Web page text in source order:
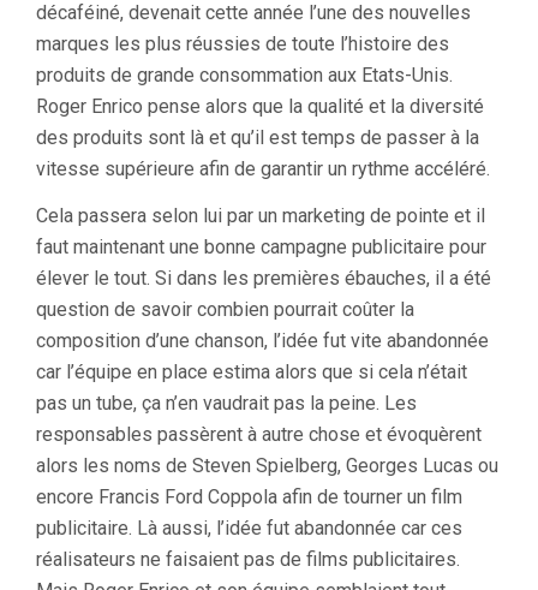
décaféiné, devenait cette année l’une des nouvelles
marques les plus réussies de toute l’histoire des
produits de grande consommation aux Etats-Unis.
Roger Enrico pense alors que la qualité et la diversité
des produits sont là et qu’il est temps de passer à la
vitesse supérieure afin de garantir un rythme accéléré.
Cela passera selon lui par un marketing de pointe et il
faut maintenant une bonne campagne publicitaire pour
élever le tout. Si dans les premières ébauches, il a été
question de savoir combien pourrait coûter la
composition d’une chanson, l’idée fut vite abandonnée
car l’équipe en place estima alors que si cela n’était
pas un tube, ça n’en vaudrait pas la peine. Les
responsables passèrent à autre chose et évoquèrent
alors les noms de Steven Spielberg, Georges Lucas ou
encore Francis Ford Coppola afin de tourner un film
publicitaire. Là aussi, l’idée fut abandonnée car ces
réalisateurs ne faisaient pas de films publicitaires.